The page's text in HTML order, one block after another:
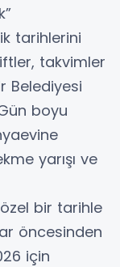
tarihlerini
takvimler
Belediyesi
boyu
yarışı ve
bir tarihle
öncesinden
için